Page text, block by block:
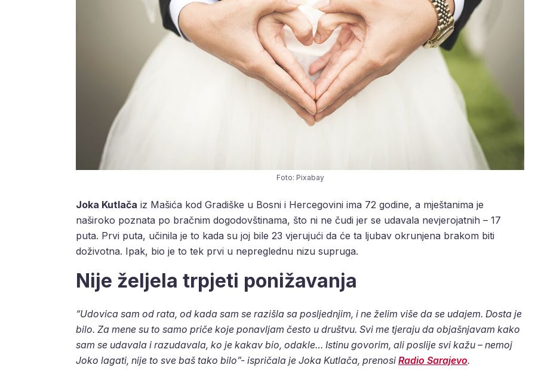
Foto: Pixabay
Joka Kutlača iz Mašića kod Gradiške u Bosni i Hercegovini ima 72 godine, a mještanima je
naširoko poznata po bračnim dogodovštinama, što ni ne čudi jer se udavala nevjerojatnih – 17
puta. Prvi puta, učinila je to kada su joj bile 23 vjerujući da će ta ljubav okrunjena brakom biti
doživotna. Ipak, bio je to tek prvi u nepreglednu nizu supruga.
Nije željela trpjeti ponižavanja
“Udovica sam od rata, od kada sam se razišla sa posljednjim, i ne želim više da se udajem. Dosta je
bilo. Za mene su to samo priče koje ponavljam često u društvu. Svi me tjeraju da objašnjavam kako
sam se udavala i razudavala, ko je kakav bio, odakle… Istinu govorim, ali poslije svi kažu – nemoj
Joko lagati, nije to sve baš tako bilo”- ispričala je Joka Kutlača, prenosi Radio Sarajevo.